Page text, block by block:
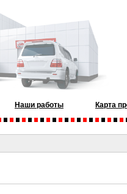
Наши работы Карта